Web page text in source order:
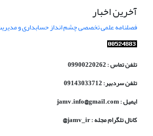
آخرین اخبار
فصلنامه علمی تخصصی چشم انداز حسابداری و
تلفن تماس : 09900220262
تلفن سردبیر: 09143033712
ایمیل : jamv.info@gmail.com
کانال تلگرام مجله : jamv_ir@